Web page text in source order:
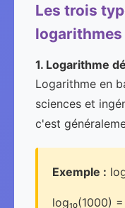
Les trois
logarithmes
1. Logarithme
Logarithme en
sciences et
c'est
Exemple :
log₁₀(1000)